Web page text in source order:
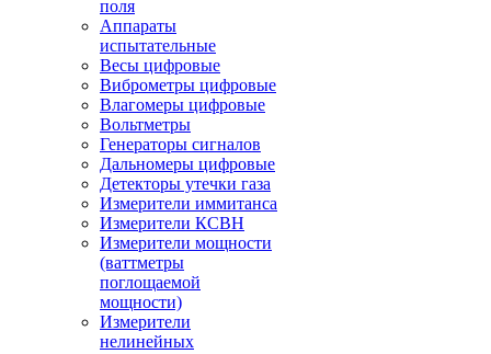
поля
Аппараты
испытательные
Весы цифровые
Виброметры цифровые
Влагомеры цифровые
Вольтметры
Генераторы сигналов
Дальномеры цифровые
Детекторы утечки газа
Измерители иммитанса
Измерители КСВН
Измерители мощности
(ваттметры
поглощаемой
мощности)
Измерители
нелинейных